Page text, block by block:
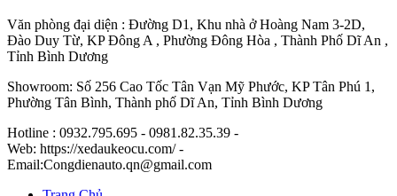
Văn phòng đại diện : Đường D1, Khu nhà ở Hoàng Nam 3-2D,
Đào Duy Từ, KP Đông A , Phường Đông Hòa , Thành Phố Dĩ An ,
Tỉnh Bình Dương
Showroom: Số 256 Cao Tốc Tân Vạn Mỹ Phước, KP Tân Phú 1,
Phường Tân Bình, Thành phố Dĩ An, Tỉnh Bình Dương
Hotline : 0932.795.695 - 0981.82.35.39 -
Web: https://xedaukeocu.com/ -
Email:Congdienauto.qn@gmail.com